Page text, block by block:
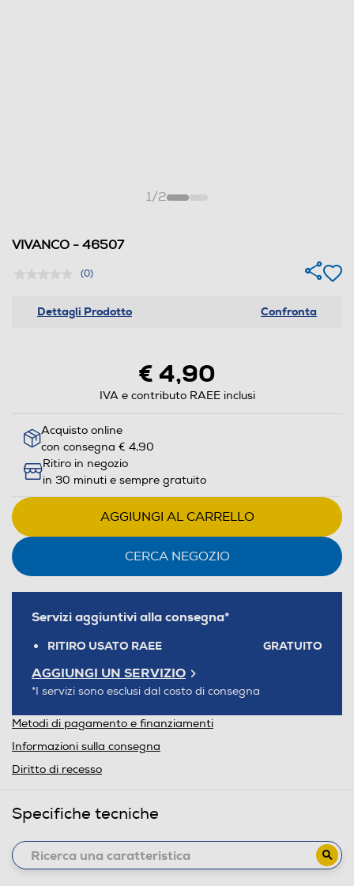
1/2
VIVANCO - 46507
(0)
Dettagli Prodotto Confronta
€ 4,90
IVA e contributo RAEE inclusi
Acquisto online
con consegna € 4,90
Ritiro in negozio
in 30 minuti e sempre gratuito
AGGIUNGI AL CARRELLO
CERCA NEGOZIO
Servizi aggiuntivi alla consegna*
RITIRO USATO RAEE GRATUITO
AGGIUNGI UN SERVIZIO
*I servizi sono esclusi dal costo di consegna
Metodi di pagamento e finanziamenti
Informazioni sulla consegna
Diritto di recesso
Specifiche tecniche